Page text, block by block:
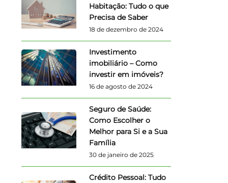
Habitação: Tudo o que
Precisa de Saber
18 de dezembro de 2024
Investimento
imobiliário – Como
investir em imóveis?
16 de agosto de 2024
Seguro de Saúde:
Como Escolher o
Melhor para Si e a Sua
Família
30 de janeiro de 2025
Crédito Pessoal: Tudo